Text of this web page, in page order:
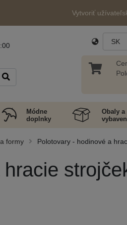
Vytvoriť
SK
Módne
doplnky
Obaly a
formy Polotovary - hodinové a